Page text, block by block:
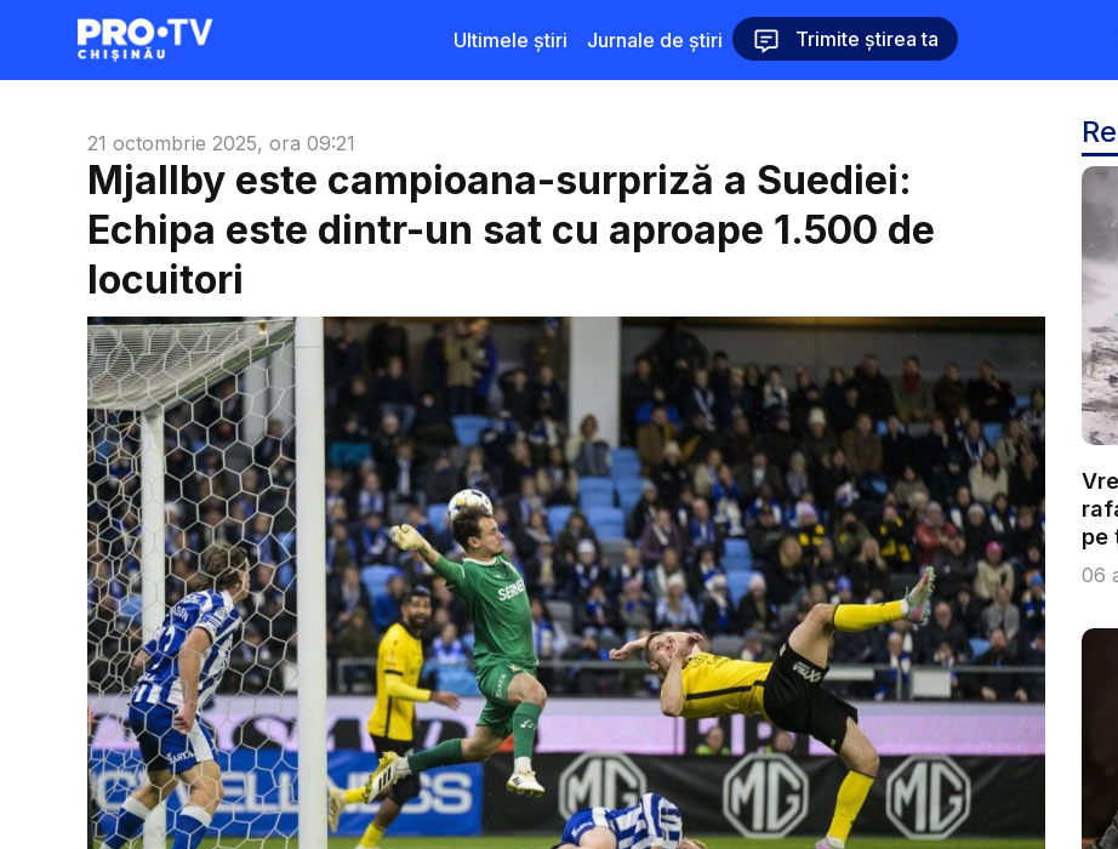
Ultimele știri Jurnale de știri Trimite știrea ta
21 octombrie 2025, ora 09:21
Mjallby este campioana-surpriză a Suediei:
Echipa este dintr-un sat cu aproape 1.500 de
locuitori
pe
06